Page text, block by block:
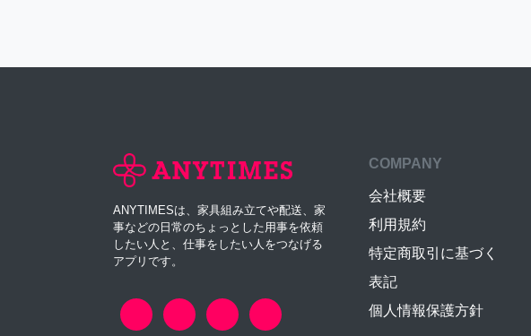
ANYTIMESは、家具組み立てや配送、家
事などの日常のちょっとした用事を依頼
したい人と、仕事をしたい人をつなげる
アプリです。
COMPANY
会社概要
利用規約
特定商取引に基づく
表記
個人情報保護方針